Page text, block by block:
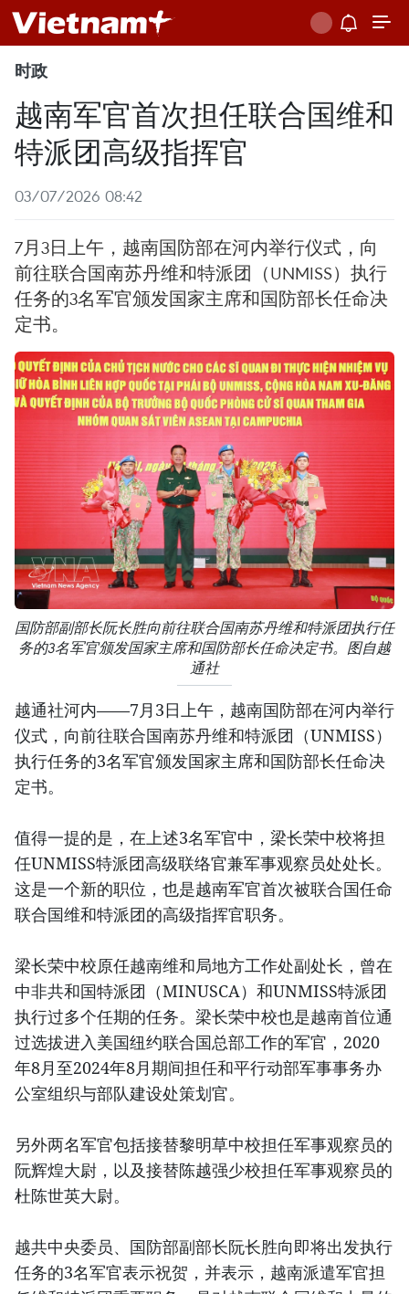
时政
越南军官首次担任联合国维和
特派团高级指挥官
03/07/2026 08:42
7月3日上午，越南国防部在河内举行仪式，向
前往联合国南苏丹维和特派团（UNMISS）执行
任务的3名军官颁发国家主席和国防部长任命决
定书。
国防部副部长阮长胜向前往联合国南苏丹维和特派团执行任
务的3名军官颁发国家主席和国防部长任命决定书。图自越
通社
越通社河内——7月3日上午，越南国防部在河内举行
仪式，向前往联合国南苏丹维和特派团（UNMISS）
执行任务的3名军官颁发国家主席和国防部长任命决
定书。
值得一提的是，在上述3名军官中，梁长荣中校将担
任UNMISS特派团高级联络官兼军事观察员处处长。
这是一个新的职位，也是越南军官首次被联合国任命
联合国维和特派团的高级指挥官职务。
梁长荣中校原任越南维和局地方工作处副处长，曾在
中非共和国特派团（MINUSCA）和UNMISS特派团
执行过多个任期的任务。梁长荣中校也是越南首位通
过选拔进入美国纽约联合国总部工作的军官，2020
年8月至2024年8月期间担任和平行动部军事事务办
公室组织与部队建设处策划官。
另外两名军官包括接替黎明草中校担任军事观察员的
阮辉煌大尉，以及接替陈越强少校担任军事观察员的
杜陈世英大尉。
越共中央委员、国防部副部长阮长胜向即将出发执行
任务的3名军官表示祝贺，并表示，越南派遣军官担